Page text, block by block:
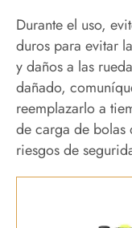
Durante el uso,
duros para evitar
y daños a las
dañado,
reemplazarlo a
de carga de bolas
riesgos de